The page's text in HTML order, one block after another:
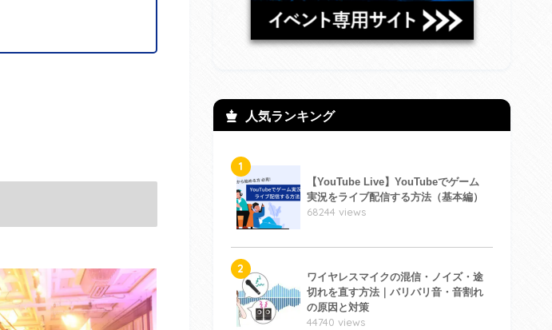
人気ランキング
1
【YouTube Live】YouTubeでゲーム
実況をライブ配信する方法（基本編）
68244 views
2
ワイヤレスマイクの混信・ノイズ・途
切れを直す方法｜バリバリ音・音割れ
の原因と対策
44740 views